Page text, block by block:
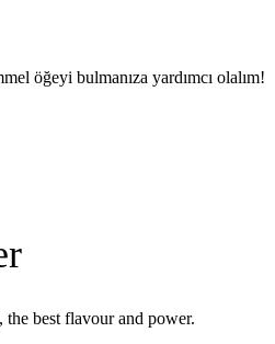
öğeyi bulmanıza yardımcı olalım!
best flavour and power.